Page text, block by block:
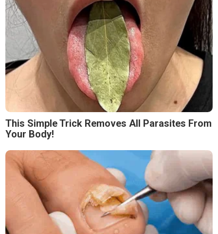
This Simple Trick Removes All Parasites From
Your Body!